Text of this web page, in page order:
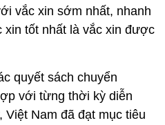
vắc xin sớm nhất, nhanh
xin tốt nhất là vắc xin được
quyết sách chuyển
với từng thời kỳ diễn
Nam đã đạt mục tiêu